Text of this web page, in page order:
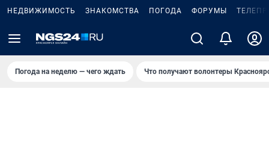
НЕДВИЖИМОСТЬ ЗНАКОМСТВА ПОГОДА ФОРУМЫ
Погода на неделю — чего ждать Что получают волонтеры